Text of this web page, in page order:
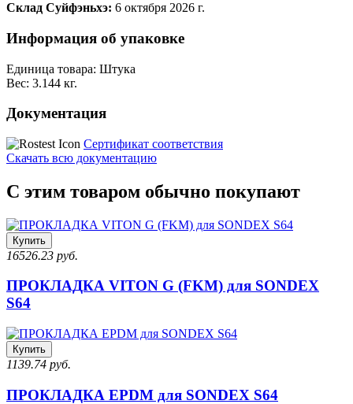
Склад Суйфэньхэ: 6 октября 2026 г.
Информация об упаковке
Единица товара: Штука
Вес: 3.144 кг.
Документация
Сертификат соответствия
Скачать всю документацию
С этим товаром обычно покупают
Купить
16526.23 руб.
ПРОКЛАДКА VITON G (FKM) для SONDEX
S64
Купить
1139.74 руб.
ПРОКЛАДКА EPDM для SONDEX S64